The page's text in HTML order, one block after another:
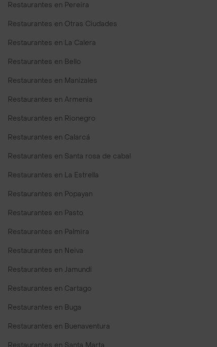
Restaurantes en Pereira
Restaurantes en Otras Ciudades
Restaurantes en La Calera
Restaurantes en Bello
Restaurantes en Manizales
Restaurantes en Armenia
Restaurantes en Rionegro
Restaurantes en Calarcá
Restaurantes en Santa rosa de cabal
Restaurantes en La Estrella
Restaurantes en Popayan
Restaurantes en Pasto
Restaurantes en Palmira
Restaurantes en Neiva
Restaurantes en Jamundi
Restaurantes en Cartago
Restaurantes en Buga
Restaurantes en Buenaventura